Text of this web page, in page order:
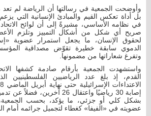
وأوضحت الجمعية في رسالتها أن الرياضة لم
بل أداة تعكس القيم والمبادئ الإنسانية التي
في نظامه الأساسي، مشيرةً إلى أن لوائح
صريح أي شكل من أشكال التمييز وتلزم
لحقوق الإنسان، ما يجعل استمرار عضوية
الدموي سابقة خطيرة تقوّض مصداقية
وتفرغ شعاراتها من مضمونها.
واستشهدت الجمعية بأرقام صادمة كشفها
القدم، إذ بلغ عدد الرياضيين الفلسطينيين
بشكل كلي أو جزئي، ما يؤكد، بحسب الجمعية،
عضويته في «الفيفا» كغطاء لتجميل جرائمه أمام